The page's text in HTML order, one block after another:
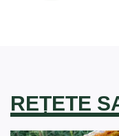
REȚETE